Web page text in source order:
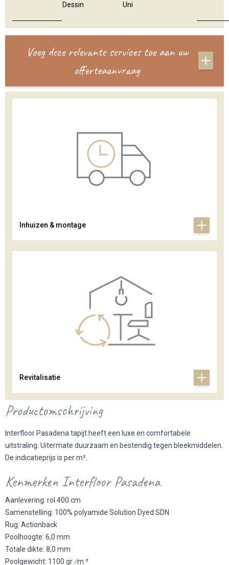
Dessin
Uni
Voeg deze relevante services toe aan uw
offerteaanvraag
Inhuizen & montage
Revitalisatie
Productomschrijving
Interfloor Pasadena tapijt heeft een luxe en comfortabele
uitstraling. Uitermate duurzaam en bestendig tegen bleekmiddelen.
De indicatieprijs is per m².
Kenmerken Interfloor Pasadena
Aanlevering: rol 400 cm
Samenstelling: 100% polyamide Solution Dyed SDN
Rug: Actionback
Poolhoogte: 6,0 mm
Totale dikte: 8,0 mm
Poolgewicht: 1100 gr ⁄m ²